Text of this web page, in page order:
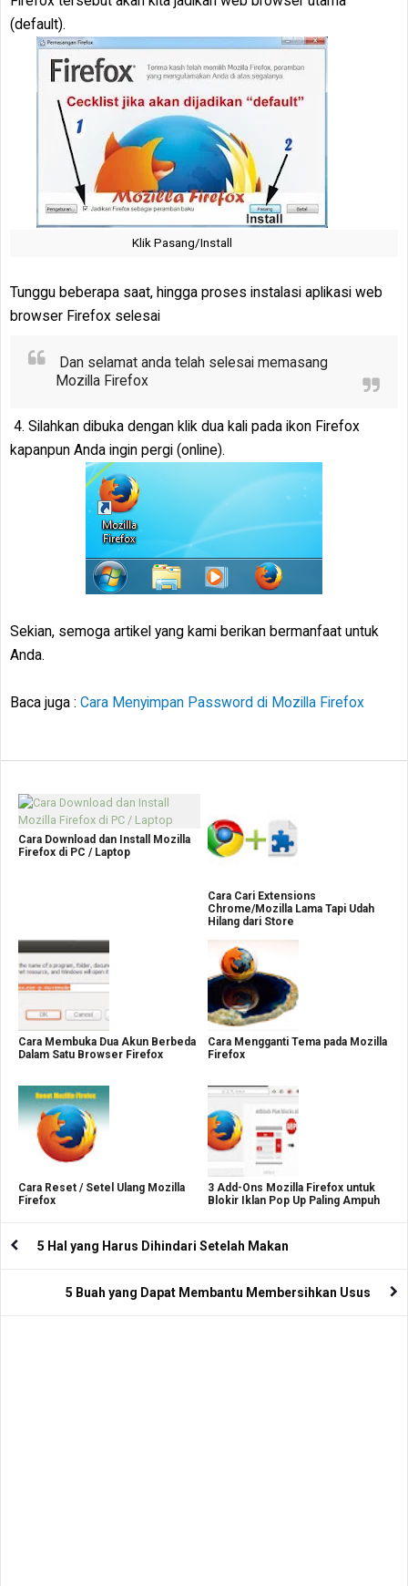
(default).
Klik Pasang/Install
Tunggu beberapa saat, hingga proses instalasi aplikasi web
browser Firefox selesai
Dan selamat anda telah selesai memasang
Mozilla Firefox
4. Silahkan dibuka dengan klik dua kali pada ikon Firefox
kapanpun Anda ingin pergi (online).
Sekian, semoga artikel yang kami berikan bermanfaat untuk
Anda.
Baca juga : Cara Menyimpan Password di Mozilla Firefox
Cara Download dan Install Mozilla
Firefox di PC / Laptop
Cara Cari Extensions
Chrome/Mozilla Lama Tapi Udah
Hilang dari Store
Cara Membuka Dua Akun Berbeda
Dalam Satu Browser Firefox
Cara Mengganti Tema pada Mozilla
Firefox
Cara Reset / Setel Ulang Mozilla
Firefox
3 Add-Ons Mozilla Firefox untuk
Blokir Iklan Pop Up Paling Ampuh
5 Hal yang Harus Dihindari Setelah Makan
5 Buah yang Dapat Membantu Membersihkan Usus